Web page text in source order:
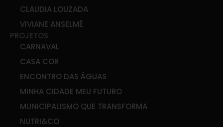
CLAUDIA LOUZADA
VIVIANE ANSELMÉ
PROJETOS
CARNAVAL
CASA COR
ENCONTRO DAS ÁGUAS
MINHA CIDADE MEU FUTURO
MUNICIPALISMO QUE TRANSFORMA
NUTRI&CO